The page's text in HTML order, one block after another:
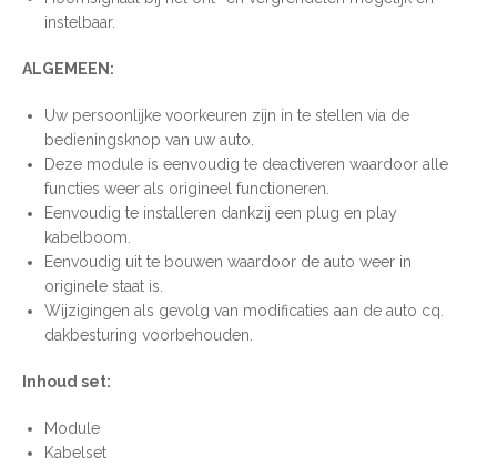
instelbaar.
ALGEMEEN:
Uw persoonlijke voorkeuren zijn in te stellen via de
bedieningsknop van uw auto.
Deze module is eenvoudig te deactiveren waardoor alle
functies weer als origineel functioneren.
Eenvoudig te installeren dankzij een plug en play
kabelboom.
Eenvoudig uit te bouwen waardoor de auto weer in
originele staat is.
Wijzigingen als gevolg van modificaties aan de auto cq.
dakbesturing voorbehouden.
Inhoud set:
Module
Kabelset